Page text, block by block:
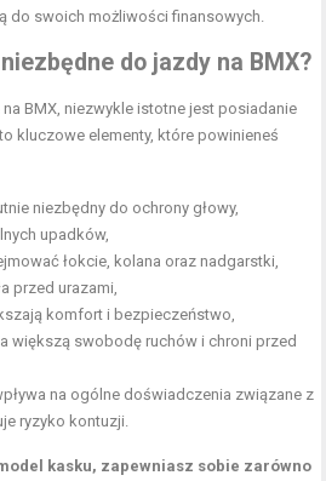
do swoich możliwości finansowych.
do jazdy na BMX?
BMX, niezwykle istotne jest posiadanie
kluczowe elementy, które powinieneś
niezbędny do ochrony głowy,
upadków,
łokcie, kolana oraz nadgarstki,
przed urazami,
komfort i bezpieczeństwo,
większą swobodę ruchów i chroni przed
na ogólne doświadczenia związane z
ryzyko kontuzji.
kasku, zapewniasz sobie zarówno